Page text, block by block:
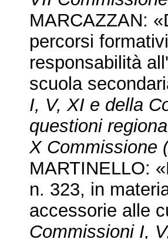
MARCAZZAN:
percorsi
responsabilità
scuola
I, V, XI e della
questioni
X Commissione
MARTINELLO:
n. 323, in
accessorie alle
Commissioni I,